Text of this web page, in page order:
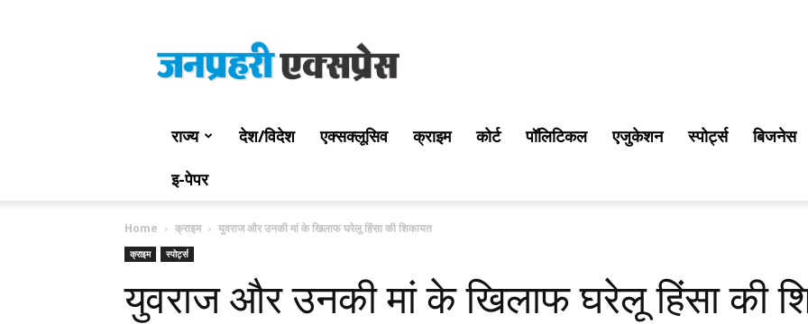
Prahari
Express
राज्य देश/विदेश एक्सक्लूसिव क्राइम कोर्ट पॉलिटिकल एजुकेशन स्पोर्ट्स बिजनेस
इ-पेपर
Home क्राइम युवराज और उनकी मां के खिलाफ घरेलू हिंसा की शिकायत
क्राइम स्पोर्ट्स
युवराज और उनकी मां के खिलाफ घरेलू हिंसा की